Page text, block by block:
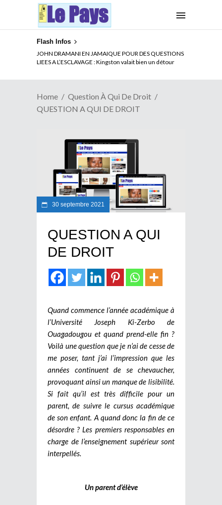
Flash Infos
JOHN DRAMANI EN JAMAIQUE POUR DES QUESTIONS
LIEES A L’ESCLAVAGE : Kingston valait bien un détour
Home
Question À Qui De Droit
QUESTION A QUI DE DROIT
30 septembre 2021
QUESTION A QUI
DE DROIT
Quand commence l’année académique à
l’Université Joseph Ki-Zerbo de
Ouagadougou et quand prend-elle fin ?
Voilà une question que je n’ai de cesse de
me poser, tant j’ai l’impression que les
années continuent de se chevaucher,
provoquant ainsi un manque de lisibilité.
Si fait qu’il est très difficile pour un
parent, de suivre le cursus académique
de son enfant. A quand donc la fin de ce
désordre ? Les premiers responsables en
charge de l’enseignement supérieur sont
interpellés.
Un parent d’élève